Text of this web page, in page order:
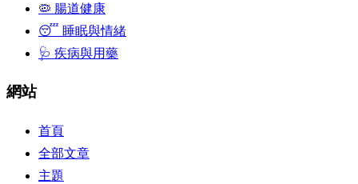
🦠 腸道健康
😴 睡眠與情緒
🩺 疾病與用藥
網站
首頁
全部文章
主題